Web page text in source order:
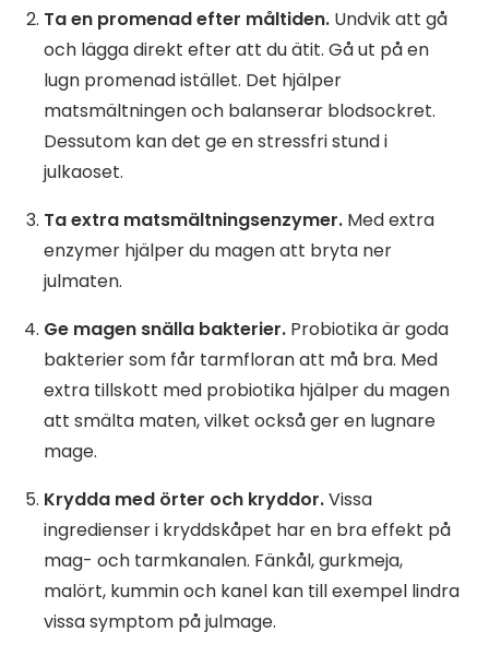
Ta en promenad efter måltiden. Undvik att gå
och lägga direkt efter att du ätit. Gå ut på en
lugn promenad istället. Det hjälper
matsmältningen och balanserar blodsockret.
Dessutom kan det ge en stressfri stund i
julkaoset.
Ta extra matsmältningsenzymer. Med extra
enzymer hjälper du magen att bryta ner
julmaten.
Ge magen snälla bakterier. Probiotika är goda
bakterier som får tarmfloran att må bra. Med
extra tillskott med probiotika hjälper du magen
att smälta maten, vilket också ger en lugnare
mage.
Krydda med örter och kryddor.Vissa
ingredienser i kryddskåpet har en bra effekt på
mag- och tarmkanalen. Fänkål, gurkmeja,
malört, kummin och kanel kan till exempel lindra
vissa symptom på julmage.